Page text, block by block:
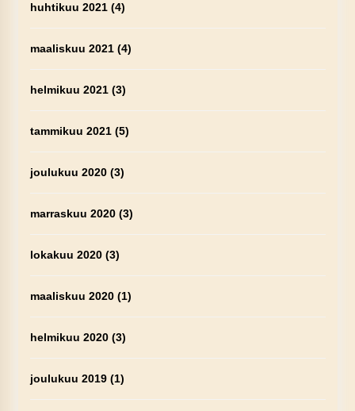
huhtikuu 2021(4)
maaliskuu 2021(4)
helmikuu 2021(3)
tammikuu 2021(5)
joulukuu 2020(3)
marraskuu 2020(3)
lokakuu 2020(3)
maaliskuu 2020(1)
helmikuu 2020(3)
joulukuu 2019(1)